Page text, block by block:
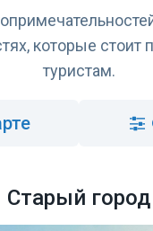
которые стоит
туристам.
Старый город